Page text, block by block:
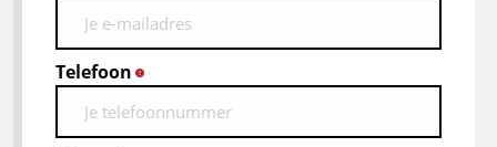
Telefoon